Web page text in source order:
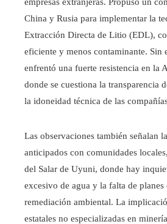
China y Rusia para implementar la
Extracción Directa de Litio (EDL),
eficiente y menos contaminante. Sin
enfrentó una fuerte resistencia en la
donde se cuestiona la transparencia
la idoneidad técnica de las
Las observaciones también señalan
anticipados con comunidades
del Salar de Uyuni, donde hay
excesivo de agua y la falta de
remediación ambiental. La
estatales no especializadas en